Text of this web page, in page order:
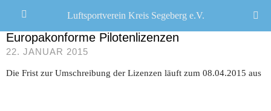
CHRISTOPH R. SCHWARZ
Europakonforme Pilotenlizenzen
22. JANUAR 2015
Die Frist zur Umschreibung der Lizenzen läuft zum 08.04.2015 aus
Luftsportverein Kreis Segeberg e.V.